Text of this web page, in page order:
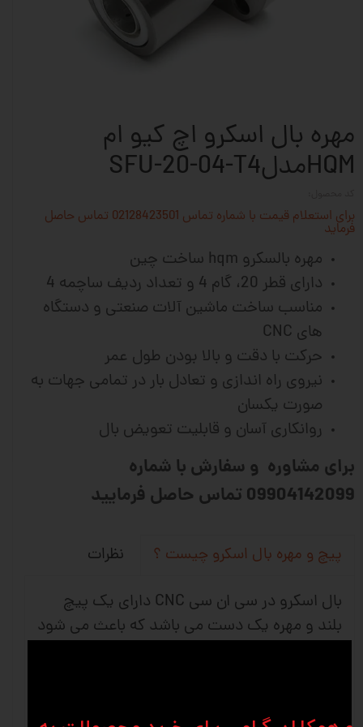
مهره بال اسکرو اچ کیو ام
HQMمدلSFU-20-04-T4
برای استعلام قیمت با شماره تماس 02128423501 تماس حاصل
فرماید
مهره بالسکرو hqm ساخت چین
دارای قطر 20، گام 4 و تعداد ردیف ساچمه 4
مناسب ساخت ماشین آلات صنعتی و دستگاه
های CNC
حرکت با دقت و بالا بودن طول عمر
نیروی راه اندازی و تعادل بار در تمامی جهات به
صورت یکسان
روانکاری آسان و قابلیت تعویض بال
برای مشاوره و سفارش با شماره
09904142099 تماس حاصل فرمایید
پیچ و مهره بال اسکرو چیست ؟ نظرات
بال اسکرو در سی ان سی CNC دارای یک پیچ
بلند و مهره یک دست می باشد که باعث می شود